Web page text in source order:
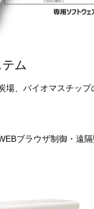
ム
場、バイオマスチップ
ブラウザ制御・遠隔